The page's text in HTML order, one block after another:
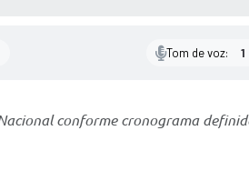
Tom de voz:
conforme cronograma